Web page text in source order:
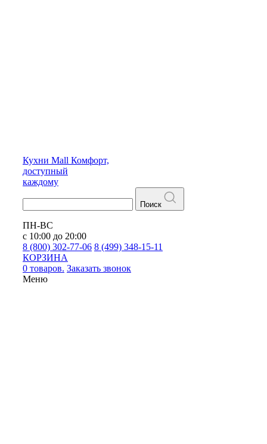
Кухни Mall Комфорт,
доступный
каждому
Поиск
ПН-ВС
с 10:00 до 20:00
8 (800) 302-77-06 8 (499) 348-15-11
КОРЗИНА
0 товаров. Заказать звонок
Меню